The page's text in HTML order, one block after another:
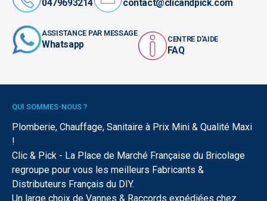
0479693214 contact@clicandpick.com
ASSISTANCE PAR MESSAGE
Whatsapp CENTRE D'AIDE
FAQ
QUI SOMMES-NOUS ?
Plomberie, Chauffage, Sanitaire à Prix Mini & Qualité Maxi
!
Clic & Pick - La Place de Marché Française du Bricolage
regroupe pour vous les meilleurs Fabricants &
Distributeurs Français du DIY.
Un large choix de Vannes & Raccords expédiées chez